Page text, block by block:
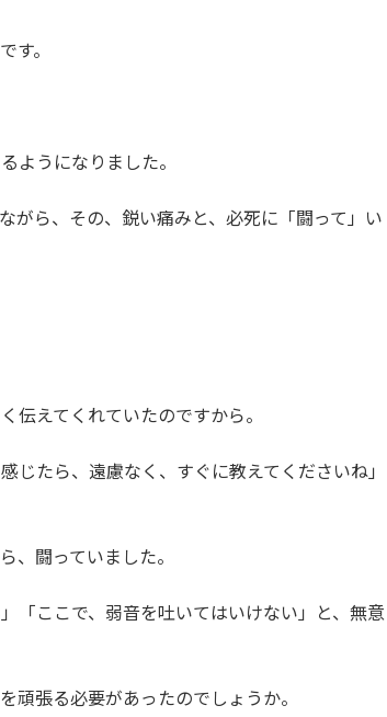
す。
ようになりました。
がら、その、鋭い痛みと、必死に「闘って」い
伝えてくれていたのですから。
じたら、遠慮なく、すぐに教えてくださいね」
、闘っていました。
「ここで、弱音を吐いてはいけない」と、無意
頑張る必要があったのでしょうか。